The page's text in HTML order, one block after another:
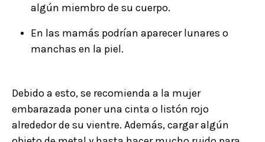
algún miembro de su cuerpo.
En las mamás podrían aparecer lunares o
manchas en la piel.
Debido a esto, se recomienda a la mujer
embarazada poner una cinta o listón rojo
alrededor de su vientre. Además, cargar algún